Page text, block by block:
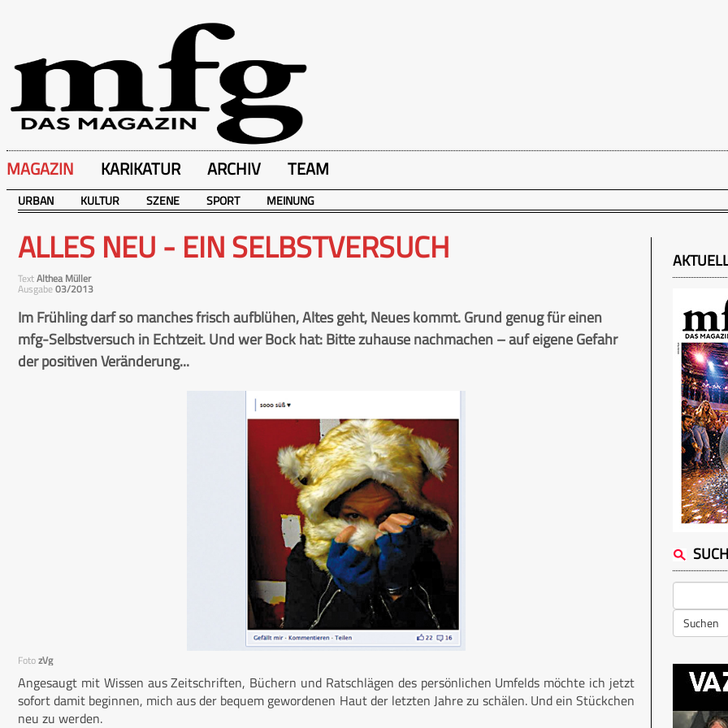
MAGAZIN KARIKATUR ARCHIV TEAM
URBAN KULTUR SZENE SPORT MEINUNG
ALLES NEU - EIN SELBSTVERSUCH
TextAlthea Müller
Ausgabe03/2013
Im Frühling darf so manches frisch aufblühen, Altes geht, Neues kommt. Grund genug für einen
mfg-Selbstversuch in Echtzeit. Und wer Bock hat: Bitte zuhause nachmachen – auf eigene Gefahr
der positiven Veränderung...
FotozVg
Angesaugt mit Wissen aus Zeitschriften, Büchern und Ratschlägen des persönlichen Umfelds möchte ich jetzt
sofort damit beginnen, mich aus der bequem gewordenen Haut der letzten Jahre zu schälen. Und ein Stückchen
neu zu werden.
Suchen